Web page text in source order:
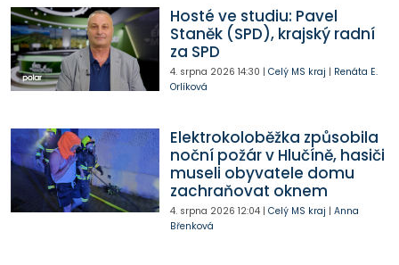
Hosté ve studiu: Pavel
Staněk (SPD), krajský radní
za SPD
4. srpna 2026 14:30 | Celý MS kraj | Renáta E.
Orlíková
Elektrokoloběžka způsobila
noční požár v Hlučíně, hasiči
museli obyvatele domu
zachraňovat oknem
4. srpna 2026 12:04| Celý MS kraj | Anna
Břenková